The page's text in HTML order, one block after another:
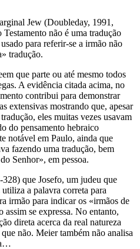
Jew (Doubleday, 1991,
não é uma tradução
para referir-se a irmão não
tradução.
que parte ou até mesmo todos
A evidência citada acima, no
contribui para demonstrar
extensivas mostrando que, apesar
eles muitas vezes usavam
do pensamento hebraico
notável em Paulo, ainda que
fazendo uma tradução, bem
Senhor», em pessoa.
que Josefo, um judeu que
a palavra correta para
irmão para indicar os «irmãos de
assim se expressa. No entanto,
direta acerca da real natureza
não. Meier também não analisa